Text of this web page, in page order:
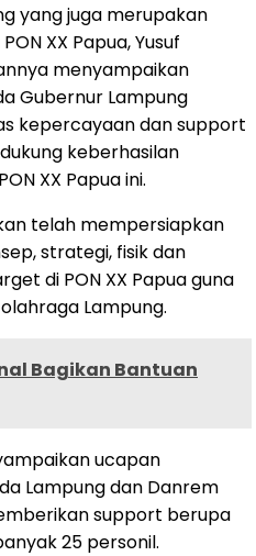
yang juga merupakan
XX Papua, Yusuf
menyampaikan
Gubernur Lampung
kepercayaan dan support
keberhasilan
XX Papua ini.
telah mempersiapkan
strategi, fisik dan
di PON XX Papua guna
Lampung.
Bagikan Bantuan
ucapan
Lampung dan Danrem
support berupa
25 personil.